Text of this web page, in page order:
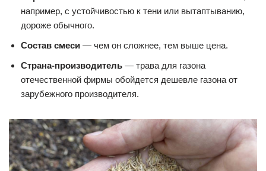
например, с устойчивостью к тени или вытаптыванию,
дороже обычного.
Состав смеси — чем он сложнее, тем выше цена.
Страна-производитель — трава для газона
отечественной фирмы обойдется дешевле газона от
зарубежного производителя.